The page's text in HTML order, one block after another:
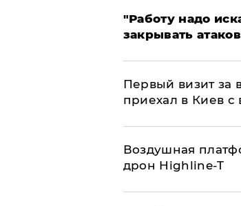
"Работу надо
закрывать
Первый визит за
приехал в Киев
Воздушная
дрон Highline-T